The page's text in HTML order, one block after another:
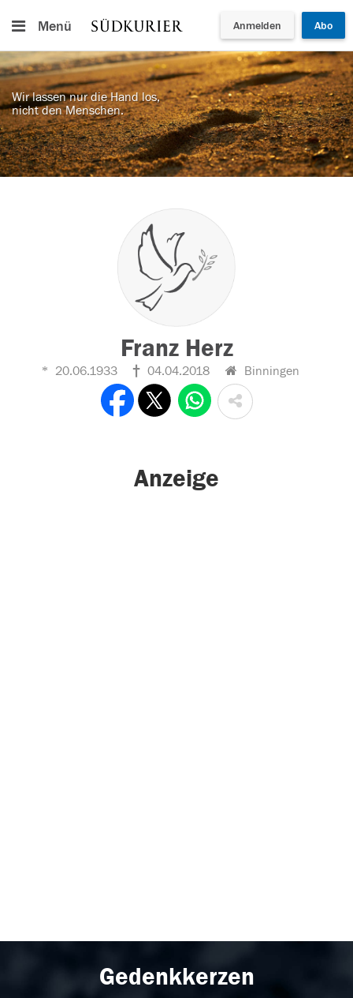
Menü Anmelden Abo
Wir lassen nur die Hand los,
nicht den Menschen.
Franz Herz
20.06.1933 04.04.2018 Binningen
Anzeige
Gedenkkerzen